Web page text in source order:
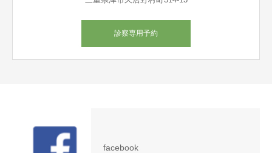
診察専用予約
facebook